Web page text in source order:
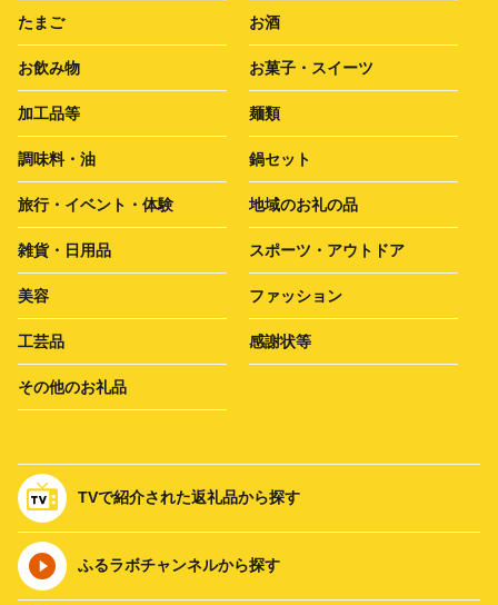
たまご お酒
お飲み物 お菓子・スイーツ
加工品等 麺類
調味料・油 鍋セット
旅行・イベント・体験 地域のお礼の品
雑貨・日用品 スポーツ・アウトドア
美容 ファッション
工芸品 感謝状等
その他のお礼品
TVで紹介された返礼品から探す
ふるラボチャンネルから探す